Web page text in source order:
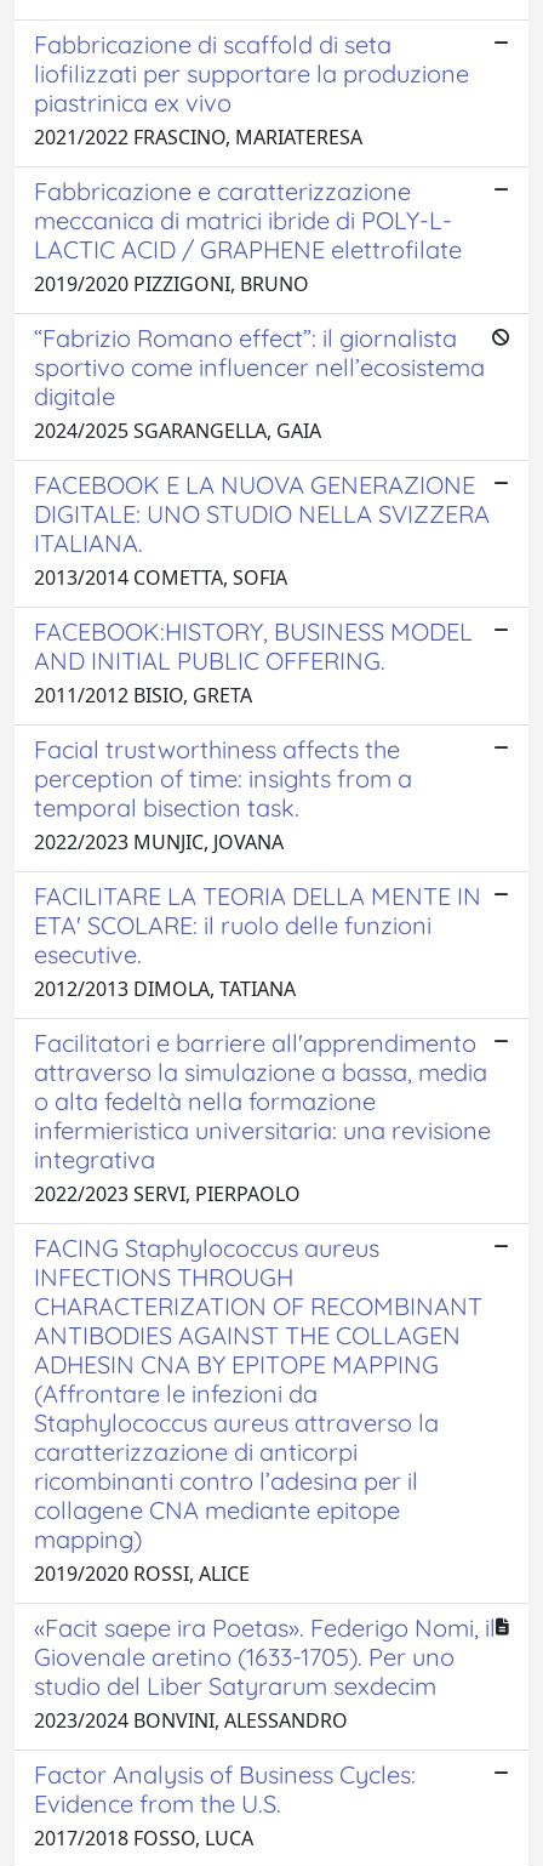
Fabbricazione di scaffold di seta
liofilizzati per supportare la produzione
piastrinica ex vivo
2021/2022 FRASCINO, MARIATERESA
Fabbricazione e caratterizzazione
meccanica di matrici ibride di POLY-L-
LACTIC ACID / GRAPHENE elettrofilate
2019/2020 PIZZIGONI, BRUNO
“Fabrizio Romano effect”: il giornalista
sportivo come influencer nell’ecosistema
digitale
2024/2025 SGARANGELLA, GAIA
FACEBOOK E LA NUOVA GENERAZIONE
DIGITALE: UNO STUDIO NELLA SVIZZERA
ITALIANA.
2013/2014 COMETTA, SOFIA
FACEBOOK:HISTORY, BUSINESS MODEL
AND INITIAL PUBLIC OFFERING.
2011/2012 BISIO, GRETA
Facial trustworthiness affects the
perception of time: insights from a
temporal bisection task.
2022/2023 MUNJIC, JOVANA
FACILITARE LA TEORIA DELLA MENTE IN
ETA' SCOLARE: il ruolo delle funzioni
esecutive.
2012/2013 DIMOLA, TATIANA
Facilitatori e barriere all'apprendimento
attraverso la simulazione a bassa, media
o alta fedeltà nella formazione
infermieristica universitaria: una revisione
integrativa
2022/2023 SERVI, PIERPAOLO
FACING Staphylococcus aureus
INFECTIONS THROUGH
CHARACTERIZATION OF RECOMBINANT
ANTIBODIES AGAINST THE COLLAGEN
ADHESIN CNA BY EPITOPE MAPPING
(Affrontare le infezioni da
Staphylococcus aureus attraverso la
caratterizzazione di anticorpi
ricombinanti contro l’adesina per il
collagene CNA mediante epitope
mapping)
2019/2020 ROSSI, ALICE
«Facit saepe ira Poetas». Federigo Nomi, il
Giovenale aretino (1633-1705). Per uno
studio del Liber Satyrarum sexdecim
2023/2024 BONVINI, ALESSANDRO
Factor Analysis of Business Cycles:
Evidence from the U.S.
2017/2018 FOSSO, LUCA